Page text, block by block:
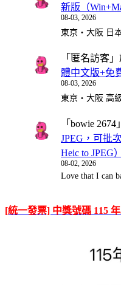
新版（
08-03, 2026
東京・大阪 日
「 匿名訪客
體中文版+免
08-03, 2026
東京・大阪 高
「 bowie 2674
JPEG，可批
Heic to JPEG）
08-02, 2026
Love that I can
[統一發票] 中獎號碼 115 年